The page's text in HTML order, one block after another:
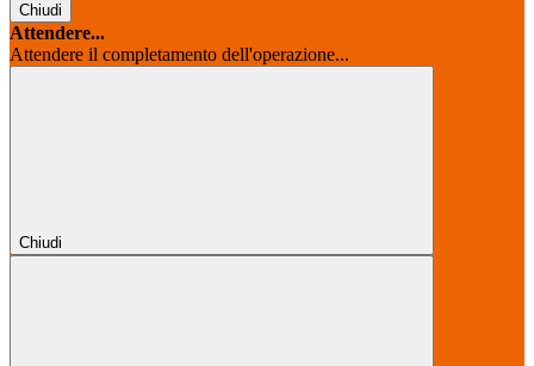
Chiudi
Attendere...
Attendere il completamento dell'operazione...
Chiudi